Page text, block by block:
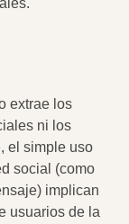
extrae los
ni los
el simple uso
social (como
implican
usuarios de la